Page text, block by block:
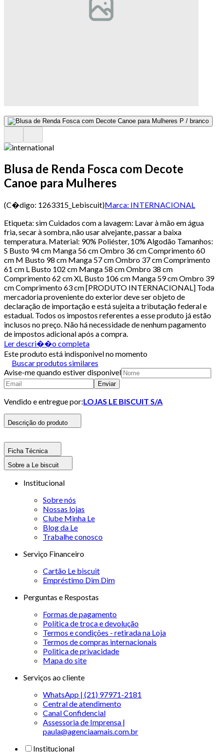
Blusa de Renda Fosca com Decote
Canoe para Mulheres
(C�digo: 1263315_Lebiscuit)Marca: INTERNACIONAL
Etiqueta: sim Cuidados com a lavagem: Lavar à mão em água
fria, secar à sombra, não usar alvejante, passar a baixa
temperatura. Material: 90% Poliéster, 10% Algodão Tamanhos:
S Busto 94 cm Manga 56 cm Ombro 36 cm Comprimento 60
cm M Busto 98 cm Manga 57 cm Ombro 37 cm Comprimento
61 cm L Busto 102 cm Manga 58 cm Ombro 38 cm
Comprimento 62 cm XL Busto 106 cm Manga 59 cm Ombro 39
cm Comprimento 63 cm [PRODUTO INTERNACIONAL] Toda
mercadoria proveniente do exterior deve ser objeto de
declaração de importação e está sujeita a tributação federal e
estadual. Todos os impostos referentes a esse produto já estão
inclusos no preço. Não há necessidade de nenhum pagamento
de impostos adicional após a compra.
Ler descri��o completa
Este produto está indisponivel no momento
Buscar produtos similares
Avise-me quando estiver disponivel
Enviar
Vendido e entregue por:LOJAS LE BISCUIT S/A
Descrição do produto
Ficha Técnica
Sobre a Le biscuit
Institucional
Sobre nós
Nossas lojas
Clube Minha Le
Blog da Le
Trabalhe conosco
Serviço Financeiro
Cartão Le biscuit
Empréstimo Dim Dim
Perguntas e Respostas
Formas de pagamento
Política de troca e devolução
Termos e condições - retirada na Loja
Termos de compras internacionais
Politica de privacidade
Mapa do site
Serviços ao cliente
WhatsApp | (21) 97971-2181
Central de atendimento
Canal Confidencial
Assessoria de Imprensa |
paula@agenciaamais.com.br
Institucional